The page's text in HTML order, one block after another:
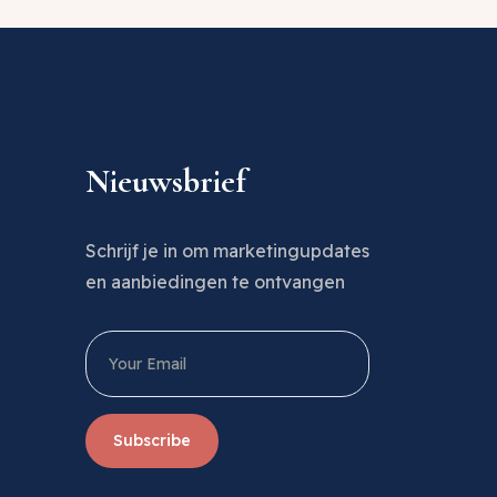
Nieuwsbrief
Schrijf je in om marketingupdates
en aanbiedingen te ontvangen